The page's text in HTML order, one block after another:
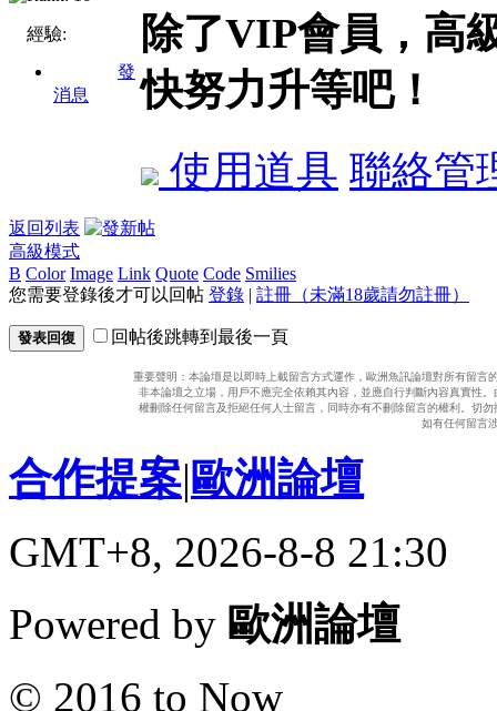
經驗:
發
消息
除了VIP會員，高
快努力升等吧！
使用道具 聯絡管
返回列表
高級模式
B Color Image Link Quote Code Smilies
您需要登錄後才可以回帖 登錄 | 註冊（未滿18歲請勿註冊）
發表回復 回帖後跳轉到最後一頁
重要聲明：本論壇是以即時上載留言方式運作，歐洲魚訊論壇對所有留
非本論壇之立場，用戶不應完全依賴其內容，並應自行判斷內容真實性
權刪除任何留言及拒絕任何人士留言，同時亦有不刪除留言的權利。切
如有任何留言
合作提案|歐洲論壇
GMT+8, 2026-8-8 21:30
Powered by 歐洲論壇
© 2016 to Now